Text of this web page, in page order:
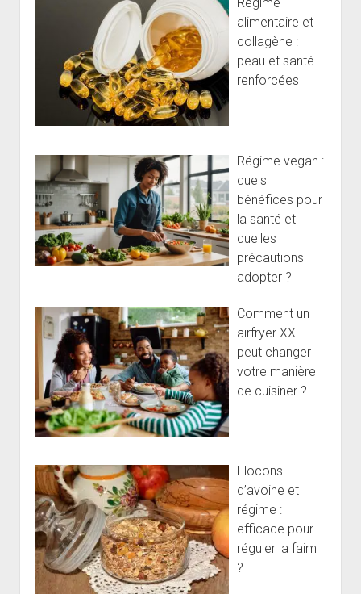
alimentaire et
collagène :
peau et santé
renforcées
Régime vegan :
quels
bénéfices pour
la santé et
quelles
précautions
adopter ?
Comment un
airfryer XXL
peut changer
votre manière
de cuisiner ?
Flocons
d’avoine et
régime :
efficace pour
réguler la faim
?